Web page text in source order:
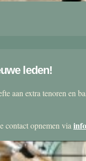
leden!
aan extra tenoren en
contact opnemen via